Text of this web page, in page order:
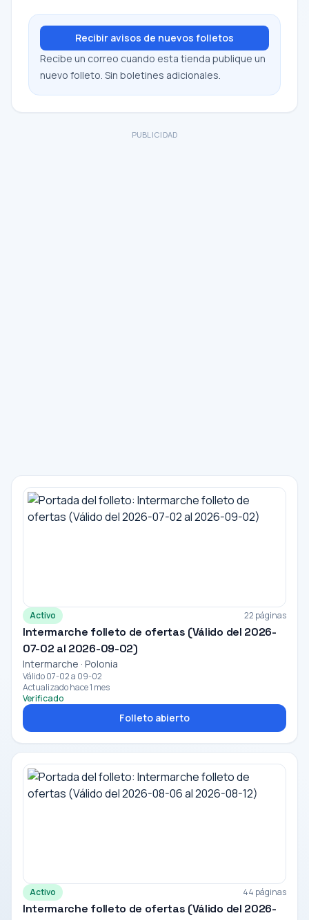
Recibir avisos de nuevos folletos
Recibe un correo cuando esta tienda publique un
nuevo folleto. Sin boletines adicionales.
PUBLICIDAD
Activo 22 páginas
Intermarche folleto de ofertas (Válido del 2026-
07-02 al 2026-09-02)
Intermarche · Polonia
Válido 07-02 a 09-02
Actualizado hace 1 mes
Verificado
Folleto abierto
Activo 44 páginas
Intermarche folleto de ofertas (Válido del 2026-